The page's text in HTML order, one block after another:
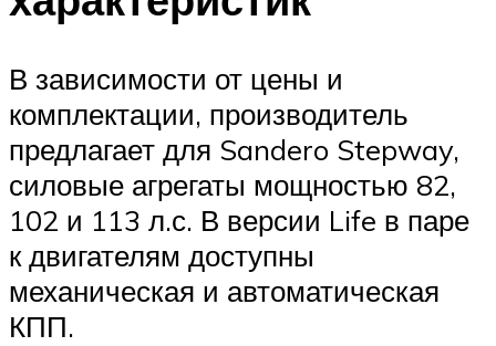
В зависимости от цены и
комплектации, производитель
предлагает для Sandero Stepway,
силовые агрегаты мощностью 82,
102 и 113 л.с. В версии Life в паре
к двигателям доступны
механическая и автоматическая
КПП.